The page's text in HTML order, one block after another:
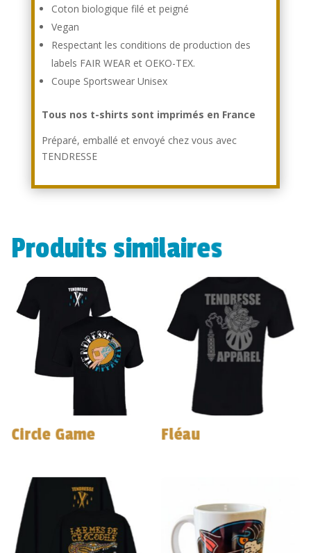
Coton biologique filé et peigné
Vegan
Respectant les conditions de production des
labels FAIR WEAR et OEKO-TEX.
Coupe Sportswear Unisex
Tous nos t-shirts sont imprimés en France
Préparé, emballé et envoyé chez vous avec
TENDRESSE
Produits similaires
Circle Game Fléau